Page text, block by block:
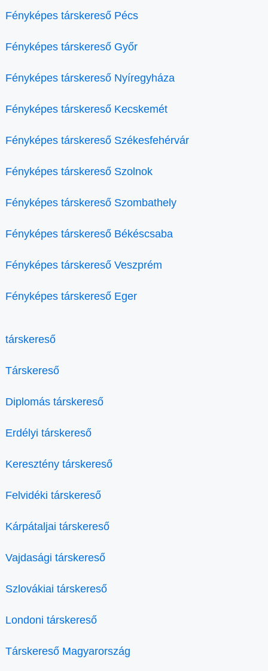
Fényképes társkereső Pécs
Fényképes társkereső Győr
Fényképes társkereső Nyíregyháza
Fényképes társkereső Kecskemét
Fényképes társkereső Székesfehérvár
Fényképes társkereső Szolnok
Fényképes társkereső Szombathely
Fényképes társkereső Békéscsaba
Fényképes társkereső Veszprém
Fényképes társkereső Eger
társkereső
Társkereső
Diplomás társkereső
Erdélyi társkereső
Keresztény társkereső
Felvidéki társkereső
Kárpátaljai társkereső
Vajdasági társkereső
Szlovákiai társkereső
Londoni társkereső
Társkereső Magyarország